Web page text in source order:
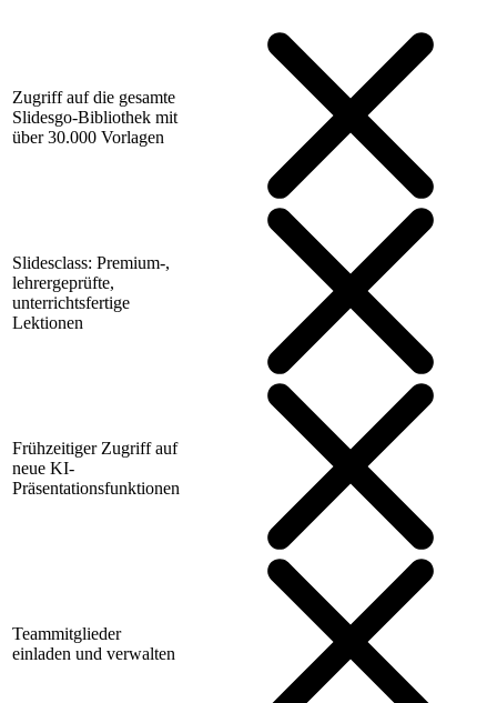
Zugriff auf die gesamte
Slidesgo-Bibliothek mit
über 30.000 Vorlagen
Slidesclass: Premium-,
lehrergeprüfte,
unterrichtsfertige
Lektionen
Frühzeitiger Zugriff auf
neue KI-
Präsentationsfunktionen
Teammitglieder
einladen und verwalten